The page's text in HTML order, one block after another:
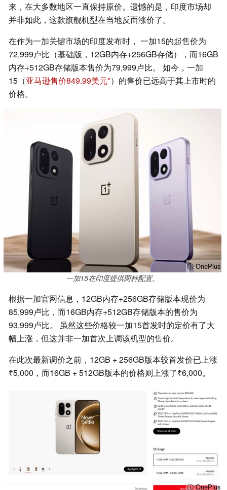
来，在大多数地区一直保持原价。遗憾的是，印度市场却
并非如此，这款旗舰机型在当地反而涨价了。
在作为一加关键市场的印度发布时， 一加15的起售价为
72,999卢比（基础版，12GB内存+256GB存储），而16GB
内存+512GB存储版本售价为79,999卢比。 如今，一加
15（亚马逊售价849.99美元 ）的售价已远高于其上市时的
价格。
ⓘ OnePlus
一加15在印度提供两种配置。
根据一加官网信息，12GB内存+256GB存储版本现价为
85,999卢比，而16GB内存+512GB存储版本的售价为
93,999卢比。 虽然这些价格较一加15首发时的定价有了大
幅上涨，但这并非一加首次上调该机型的售价。
在此次最新调价之前，12GB + 256GB版本较首发价已上涨
₹5,000，而16GB + 512GB版本的价格则上涨了₹6,000。
ⓘ OnePlus